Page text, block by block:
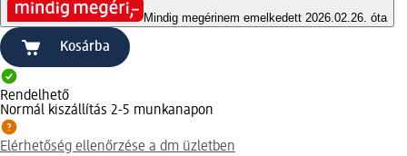
Mindig megérinem emelkedett 2026.02.26. óta
Kosárba
Rendelhető
Normál kiszállítás 2-5 munkanapon
Elérhetőség ellenőrzése a dm üzletben